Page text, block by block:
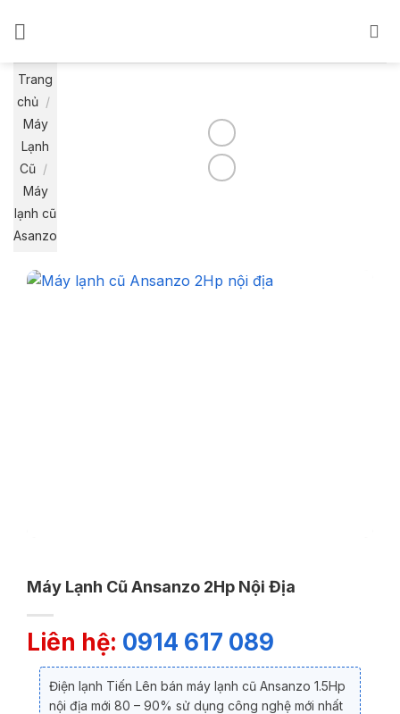
dungTrang
chủ /
Máy
Lạnh
Cũ /
Máy
lạnh cũ
Asanzo
Máy Lạnh Cũ Ansanzo 2Hp Nội Địa
Liên hệ: 0914 617 089
Điện lạnh Tiến Lên bán máy lạnh cũ Ansanzo 1.5Hp
nội địa mới 80 – 90% sử dụng công nghệ mới nhất